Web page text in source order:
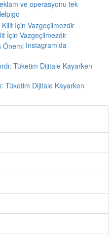
ve operasyonu tek
İçin Vazgeçilmezdir
Instagram’da
Tüketim Dijitale Kayarken